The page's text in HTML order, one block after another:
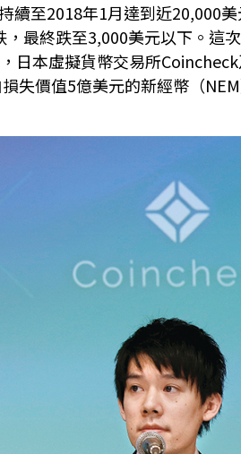
續至2018年1月達到近20,000
最終跌至3,000美元以下。這
日本虛擬貨幣交易所
失價值5億美元的新經幣（